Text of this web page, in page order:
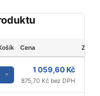
Cena
1 059,60 Kč
875,70 Kč bez DPH